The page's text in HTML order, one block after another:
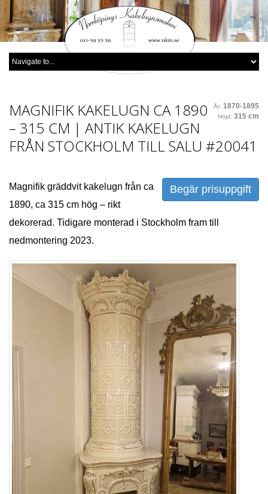
År: 1870-1895
Höjd: 315 cm
MAGNIFIK KAKELUGN CA 1890
– 315 CM | ANTIK KAKELUGN
FRÅN STOCKHOLM TILL SALU #20041
Begär prisuppgift
Magnifik gräddvit kakelugn från ca
1890, ca 315 cm hög – rikt
dekorerad. Tidigare monterad i Stockholm fram till
nedmontering 2023.